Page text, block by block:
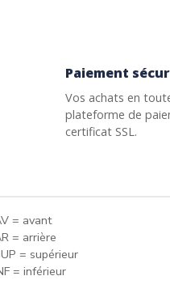
Paiement
Vos achats en
plateforme de
certificat SSL.
= avant
= arrière
= supérieur
= inférieur